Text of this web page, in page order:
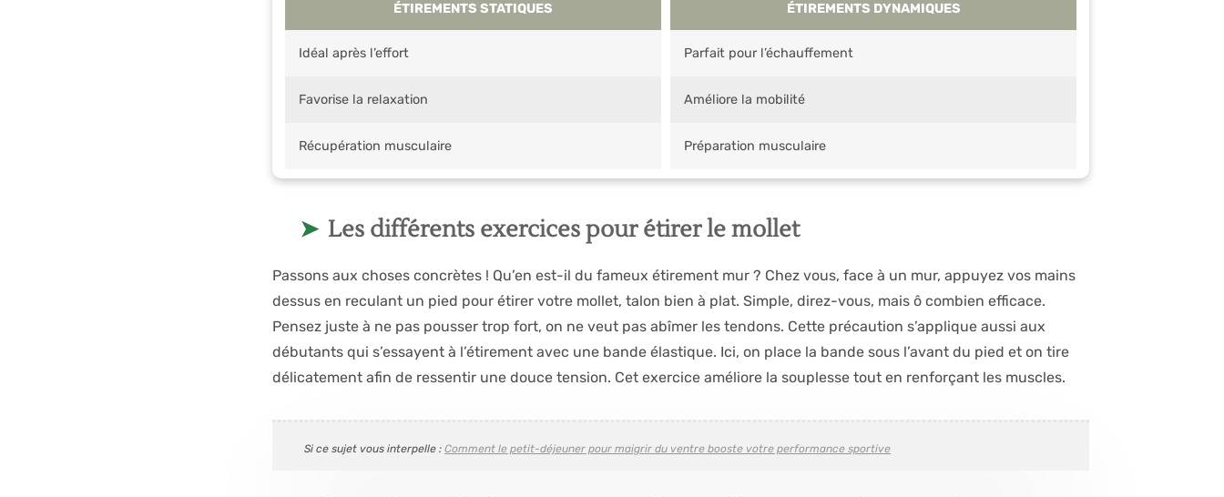
ÉTIREMENTS STATIQUES ÉTIREMENTS DYNAMIQUES
Idéal après l’effort Parfait pour l’échauffement
Favorise la relaxation Améliore la mobilité
Récupération musculaire Préparation musculaire
Les différents exercices pour étirer le mollet
Passons aux choses concrètes ! Qu’en est-il du fameux étirement mur ? Chez vous, face à un mur, appuyez vos mains
dessus en reculant un pied pour étirer votre mollet, talon bien à plat. Simple, direz-vous, mais ô combien efficace.
Pensez juste à ne pas pousser trop fort, on ne veut pas abîmer les tendons. Cette précaution s’applique aussi aux
débutants qui s’essayent à l’étirement avec une bande élastique. Ici, on place la bande sous l’avant du pied et on tire
délicatement afin de ressentir une douce tension. Cet exercice améliore la souplesse tout en renforçant les muscles.
Si ce sujet vous interpelle : Comment le petit-déjeuner pour maigrir du ventre booste votre performance sportive